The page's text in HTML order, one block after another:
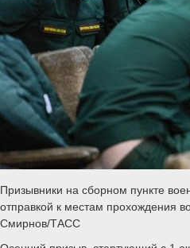
Призывники на сборном пункте
отправкой к местам прохождения
Смирнов/ТАСС